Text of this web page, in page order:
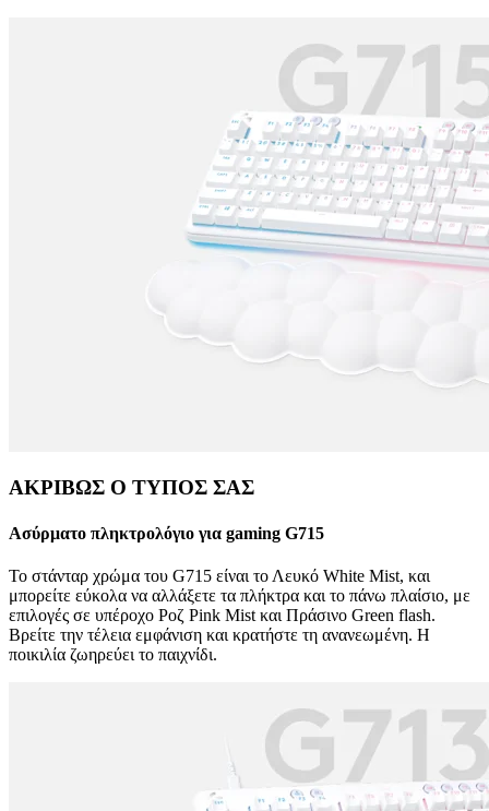
ΑΚΡΙΒΩΣ Ο ΤΥΠΟΣ ΣΑΣ
Ασύρματο πληκτρολόγιο για gaming G715
Το στάνταρ χρώμα του G715 είναι το Λευκό White Mist, και
μπορείτε εύκολα να αλλάξετε τα πλήκτρα και το πάνω πλαίσιο, με
επιλογές σε υπέροχο Ροζ Pink Mist και Πράσινο Green flash.
Βρείτε την τέλεια εμφάνιση και κρατήστε τη ανανεωμένη. Η
ποικιλία ζωηρεύει το παιχνίδι.